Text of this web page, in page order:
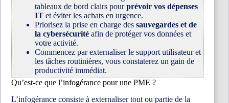
tableaux de bord clairs pourprévoir vos dépenses
IT et éviter les achats en urgence.
Priorisez la prise en charge des sauvegardes et de
la cybersécurité afin de protéger vos données et
votre activité.
Commencez par externaliser le support utilisateur et
les tâches routinières, vous constaterez un gain de
productivité immédiat.
Qu’est-ce que l’infogérance pour une PME ?
L’infogérance consiste à externaliser tout ou partie de la